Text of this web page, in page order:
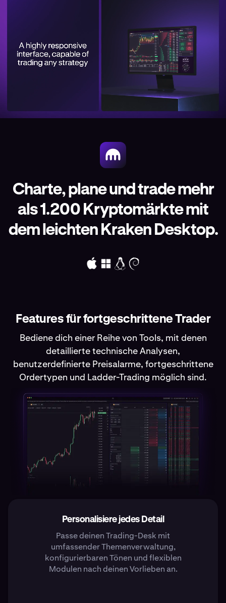
Charte, plane und trade mehr
als 1.200 Kryptomärkte mit
dem leichten Kraken Desktop.
Features für fortgeschrittene Trader
Bediene dich einer Reihe von Tools, mit denen
detaillierte technische Analysen,
benutzerdefinierte Preisalarme, fortgeschrittene
Ordertypen und Ladder-Trading möglich sind.
Personalisiere jedes Detail
Passe deinen Trading-Desk mit
umfassender Themenverwaltung,
konfigurierbaren Tönen und flexiblen
Modulen nach deinen Vorlieben an.